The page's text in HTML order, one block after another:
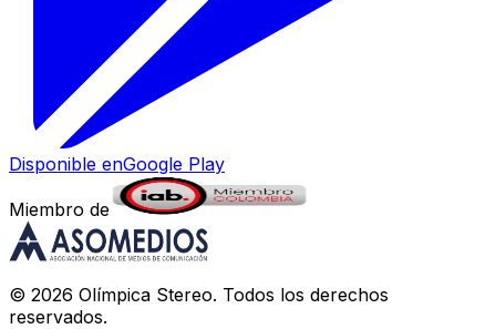
Disponible enGoogle Play
Miembro de
© 2026 Olímpica Stereo. Todos los derechos
reservados.